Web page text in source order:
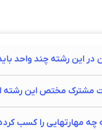
در این رشته چند واحد
مشترک مختص این رشته
چه مهارتهایی را کسب